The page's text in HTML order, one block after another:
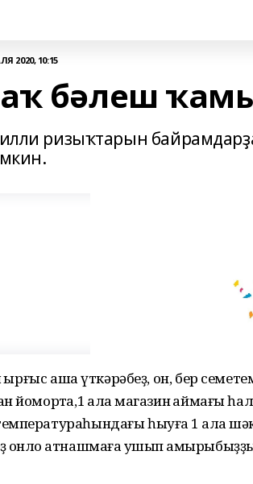
2020, 10:15
бәлеш
ризыҡтарын
ҡырғыс аша үткәрәбеҙ, он, бер
йомортҡа,1 ҡалаҡ магазин ҡаймағы
һыуға 1 ҡалаҡ
онло ҡатнашмаға ҡушып